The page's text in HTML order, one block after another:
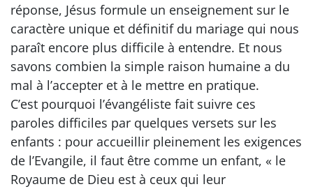
réponse, Jésus formule un enseignement sur le
caractère unique et définitif du mariage qui nous
paraît encore plus difficile à entendre. Et nous
savons combien la simple raison humaine a du
mal à l’accepter et à le mettre en pratique.
C’est pourquoi l’évangéliste fait suivre ces
paroles difficiles par quelques versets sur les
enfants : pour accueillir pleinement les exigences
de l’Evangile, il faut être comme un enfant, « le
Royaume de Dieu est à ceux qui leur